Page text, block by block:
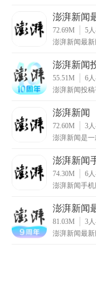
澎湃新闻
72.69M 5
澎湃新闻最
澎湃新闻
55.51M 6
澎湃新闻投
澎湃新闻
72.60M 3
澎湃新闻是
澎湃新闻
74.30M 6
澎湃新闻手
澎湃新闻
81.03M 3
澎湃新闻最